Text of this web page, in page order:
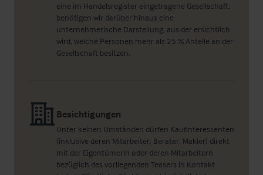
eine im Handelsregister eingetragene Gesellschaft,
benötigen wir darüber hinaus eine
unternehmerische Darstellung, aus der ersichtlich
wird, welche Personen mehr als 25 % Anteile an der
Gesellschaft besitzen.
Besichtigungen
Unter keinen Umständen dürfen Kaufinteressenten
(inklusive deren Mitarbeiter, Berater, Makler) direkt
mit der Eigentümerin oder deren Mitarbeitern
bezüglich des vorliegenden Teasers in Kontakt